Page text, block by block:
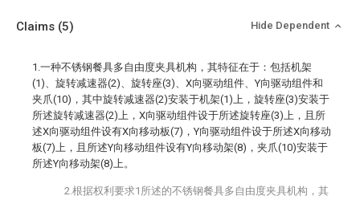
Claims (5) Hide Dependent
1.一种不锈钢餐具多自由度夹具机构，其特征在于：包括机架
(1)、旋转减速器(2)、旋转座(3)、X向驱动组件、Y向驱动组件和
夹爪(10)，其中旋转减速器(2)安装于机架(1)上，旋转座(3)安装于
所述旋转减速器(2)上，X向驱动组件设于所述旋转座(3)上，且所
述X向驱动组件设有X向移动板(7)，Y向驱动组件设于所述X向移动
板(7)上，且所述Y向移动组件设有Y向移动架(8)，夹爪(10)安装于
所述Y向移动架(8)上。
2.根据权利要求1所述的不锈钢餐具多自由度夹具机构，其